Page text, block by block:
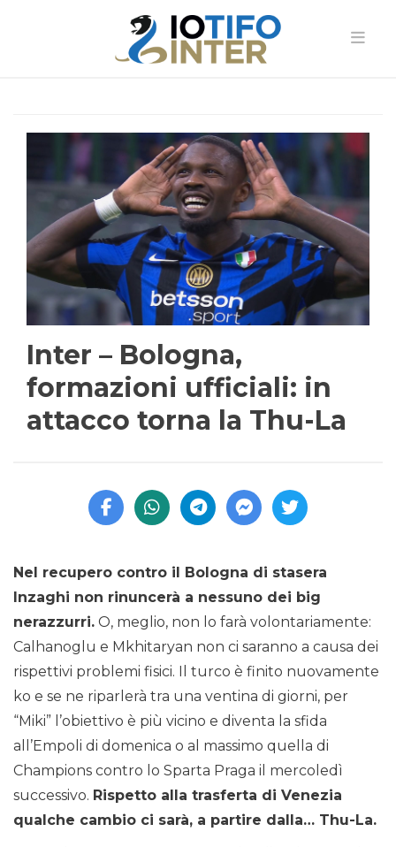
Inter – Bologna,
formazioni ufficiali: in
attacco torna la Thu-La
Nel recupero contro il Bologna di stasera
Inzaghi non rinuncerà a nessuno dei big
nerazzurri. O, meglio, non lo farà volontariamente:
Calhanoglu e Mkhitaryan non ci saranno a causa dei
rispettivi problemi fisici. Il turco è finito nuovamente
ko e se ne riparlerà tra una ventina di giorni, per
“Miki” l’obiettivo è più vicino e diventa la sfida
all’Empoli di domenica o al massimo quella di
Champions contro lo Sparta Praga il mercoledì
successivo. Rispetto alla trasferta di Venezia
qualche cambio ci sarà, a partire dalla… Thu-La.